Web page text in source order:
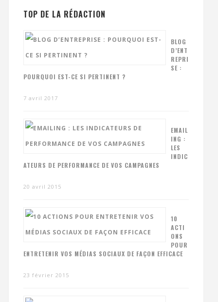
TOP DE LA RÉDACTION
BLOG
D’ENT
REPRI
SE :
POURQUOI EST-CE SI PERTINENT ?
7 avril 2017
EMAIL
ING :
LES
INDIC
ATEURS DE PERFORMANCE DE VOS CAMPAGNES
20 avril 2015
10
ACTI
ONS
POUR
ENTRETENIR VOS MÉDIAS SOCIAUX DE FAÇON EFFICACE
23 février 2015